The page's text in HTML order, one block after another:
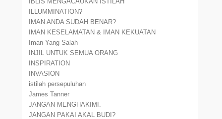
ILLUMMINATION?
IMAN ANDA SUDAH BENAR?
IMAN KESELAMATAN & IMAN KEKUATAN
Iman Yang Salah
INJIL UNTUK SEMUA ORANG
INSPIRATION
INVASION
istilah persepuluhan
James Tanner
JANGAN MENGHAKIMI.
JANGAN PAKAI AKAL BUDI?